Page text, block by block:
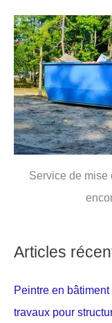
Service de mise
Articles
Peintre en
travaux pour